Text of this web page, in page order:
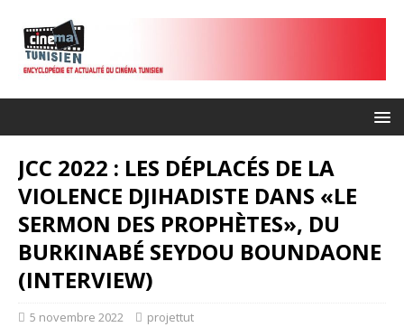
JCC 2022 : LES DÉPLACÉS DE LA
VIOLENCE DJIHADISTE DANS «LE
SERMON DES PROPHÈTES», DU
BURKINABÉ SEYDOU BOUNDAONE
(INTERVIEW)
5 novembre 2022 projettut